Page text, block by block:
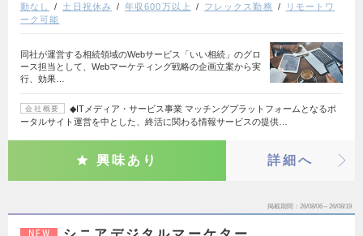
勤なし
土日祝休み 年収600万以上 フレックス勤務
リモートワ
ーク可能
同社が運営する相続領域のWebサービス「いい相続」のグロ
ース担当として、Webマーケティング戦略の企画立案から実
行、効果…
会社概要
◆ITメディア・サービス事業 マッチングプラットフォームとなるポ
ータルサイト運営を中とした、終活に関わる情報サービスの提供…
興味あり 詳細へ
掲載期間 26/08/06～26/08/19
NEW